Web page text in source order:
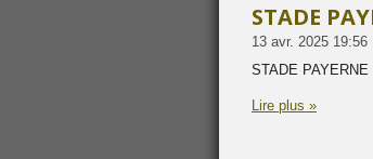
STADE
13 avr. 2025 19:56
STADE PAYERNE
Lire plus »